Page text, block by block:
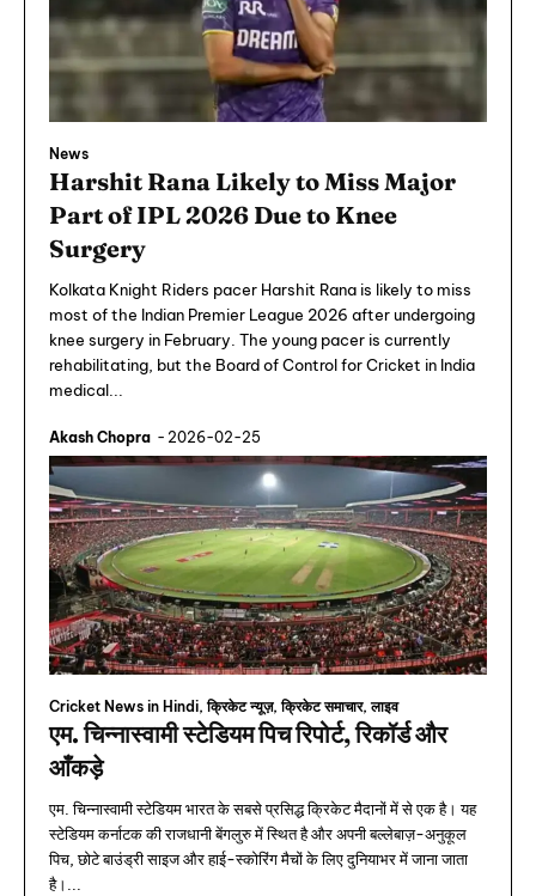
News
Harshit Rana Likely to Miss Major
Part of IPL 2026 Due to Knee
Surgery
Kolkata Knight Riders pacer Harshit Rana is likely to miss
most of the Indian Premier League 2026 after undergoing
knee surgery in February. The young pacer is currently
rehabilitating, but the Board of Control for Cricket in India
medical...
Akash Chopra - 2026-02-25
Cricket News in Hindi, क्रिकेट न्यूज़, क्रिकेट समाचार, लाइव
एम. चिन्नास्वामी स्टेडियम पिच रिपोर्ट, रिकॉर्ड और
आँकड़े
एम. चिन्नास्वामी स्टेडियम भारत के सबसे प्रसिद्ध क्रिकेट मैदानों में से एक है। यह
स्टेडियम कर्नाटक की राजधानी बेंगलुरु में स्थित है और अपनी बल्लेबाज़-अनुकूल
पिच, छोटे बाउंड्री साइज और हाई-स्कोरिंग मैचों के लिए दुनियाभर में जाना जाता
है।...